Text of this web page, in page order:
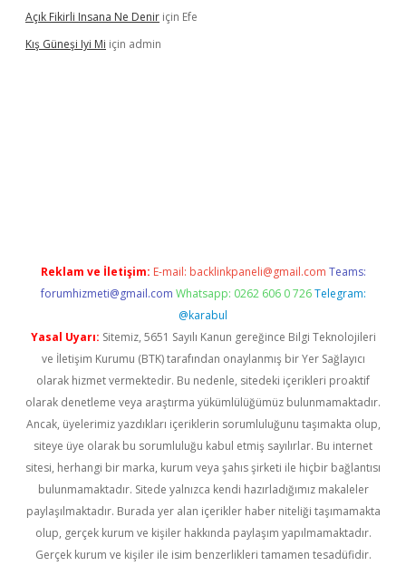
Açık Fikirli Insana Ne Denir için Efe
Kış Güneşi Iyi Mi için admin
Reklam ve İletişim: E-mail: backlinkpaneli@gmail.com Teams:
forumhizmeti@gmail.com Whatsapp: 0262 606 0 726 Telegram:
@karabul
Yasal Uyarı: Sitemiz, 5651 Sayılı Kanun gereğince Bilgi Teknolojileri
ve İletişim Kurumu (BTK) tarafından onaylanmış bir Yer Sağlayıcı
olarak hizmet vermektedir. Bu nedenle, sitedeki içerikleri proaktif
olarak denetleme veya araştırma yükümlülüğümüz bulunmamaktadır.
Ancak, üyelerimiz yazdıkları içeriklerin sorumluluğunu taşımakta olup,
siteye üye olarak bu sorumluluğu kabul etmiş sayılırlar. Bu internet
sitesi, herhangi bir marka, kurum veya şahıs şirketi ile hiçbir bağlantısı
bulunmamaktadır. Sitede yalnızca kendi hazırladığımız makaleler
paylaşılmaktadır. Burada yer alan içerikler haber niteliği taşımamakta
olup, gerçek kurum ve kişiler hakkında paylaşım yapılmamaktadır.
Gerçek kurum ve kişiler ile isim benzerlikleri tamamen tesadüfidir.